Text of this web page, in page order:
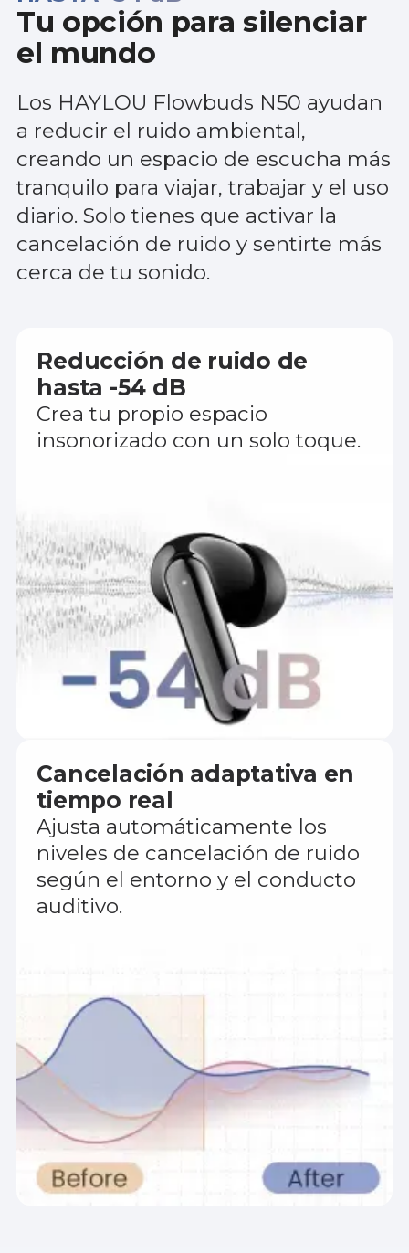
Tu opción para silenciar
el mundo
Los HAYLOU Flowbuds N50 ayudan
a reducir el ruido ambiental,
creando un espacio de escucha más
tranquilo para viajar, trabajar y el uso
diario. Solo tienes que activar la
cancelación de ruido y sentirte más
cerca de tu sonido.
Reducción de ruido de
hasta -54 dB
Crea tu propio espacio
insonorizado con un solo toque.
Cancelación adaptativa en
tiempo real
Ajusta automáticamente los
niveles de cancelación de ruido
según el entorno y el conducto
auditivo.